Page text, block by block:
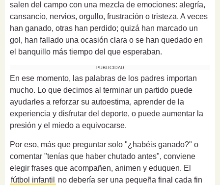
salen del campo con una mezcla de emociones: alegría,
cansancio, nervios, orgullo, frustración o tristeza. A veces
han ganado, otras han perdido; quizá han marcado un
gol, han fallado una ocasión clara o se han quedado en
el banquillo más tiempo del que esperaban.
PUBLICIDAD
En ese momento, las palabras de los padres importan
mucho. Lo que decimos al terminar un partido puede
ayudarles a reforzar su autoestima, aprender de la
experiencia y disfrutar del deporte, o puede aumentar la
presión y el miedo a equivocarse.
Por eso, más que preguntar solo "¿habéis ganado?" o
comentar "tenías que haber chutado antes", conviene
elegir frases que acompañen, animen y eduquen. El
fútbol infantil
no debería ser una pequeña final cada fin